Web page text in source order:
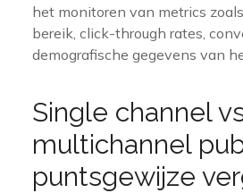
het monitoren van metrics
bereik, click-through rates,
demografische gegevens van
Single channel
multichannel
puntsgewijze